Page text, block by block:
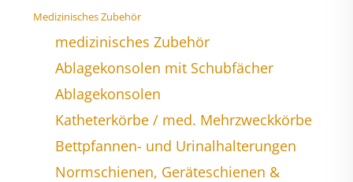
Medizinisches Zubehör
medizinisches Zubehör
Ablagekonsolen mit Schubfächer
Ablagekonsolen
Katheterkörbe / med. Mehrzweckkörbe
Bettpfannen- und Urinalhalterungen
Normschienen, Geräteschienen &